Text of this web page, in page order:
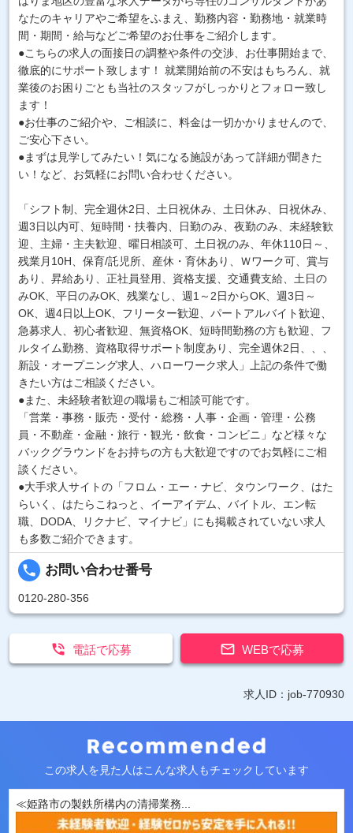
なたのキャリアやご希望をふまえ、勤務内容・勤務地・就業時
間・期間・給与などご希望のお仕事をご紹介します。
●こちらの求人の面接日の調整や条件の交渉、お仕事開始まで、
徹底的にサポート致します！ 就業開始前の不安はもちろん、就
業後のお困りごとも当社のスタッフがしっかりとフォロー致し
ます！
●お仕事のご紹介や、ご相談に、料金は一切かかりませんので、
ご安心下さい。
●まずは見学してみたい！気になる施設があって詳細が聞きた
い！など、お気軽にお問い合わせください。
「シフト制、完全週休2日、土日祝休み、土日休み、日祝休み、
週3日以内可、短時間・扶養内、日勤のみ、夜勤のみ、未経験歓
迎、主婦・主夫歓迎、曜日相談可、土日祝のみ、年休110日～、
残業月10H、保育/託児所、産休・育休あり、Ｗワーク可、賞与
あり、昇給あり、正社員登用、資格支援、交通費支給、土日の
みOK、平日のみOK、残業なし、週1～2日からOK、週3日～
OK、週4日以上OK、フリーター歓迎、パートアルバイト歓迎、
急募求人、初心者歓迎、無資格OK、短時間勤務の方も歓迎、フ
ルタイム勤務、資格取得サポート制度あり、完全週休2日、、、
新設・オープニング求人、ハローワーク求人」上記の条件で働
きたい方はご相談ください。
●また、未経験者歓迎の職場もご相談可能です。
「営業・事務・販売・受付・総務・人事・企画・管理・公務
員・不動産・金融・旅行・観光・飲食・コンビニ」など様々な
バックグラウンドをお持ちの方も大歓迎ですのでお気軽にご相
談ください。
●大手求人サイトの「フロム・エー・ナビ、タウンワーク、はた
らいく、はたらこねっと、イーアイデム、バイトル、エン転
職、DODA、リクナビ、マイナビ」にも掲載されていない求人
も多数ご紹介できます。
local_phone お問い合わせ番号
0120-280-356
 WEBで応募
 電話で応募
求人ID：job-770930
この求人を見た人はこんな求人もチェックしています
≪姫路市の製鉄所構内の清掃業務...